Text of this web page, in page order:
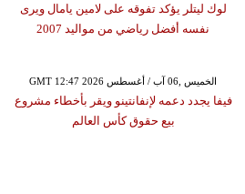
لوك ليتلر يؤكد تفوقه على لامين يامال ويرى
نفسه أفضل رياضي من مواليد 2007
GMT 12:47 2026 الخميس ,06 آب / أغسطس
فيفا يجدد دعمه لإنفانتينو ويقر بأخطاء مشروع
بيع حقوق كأس العالم